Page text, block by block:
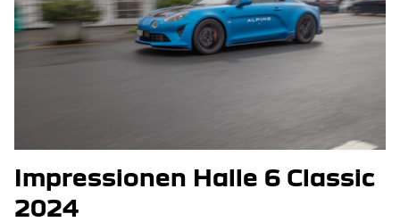
Impressionen Halle 6 Classic
2024